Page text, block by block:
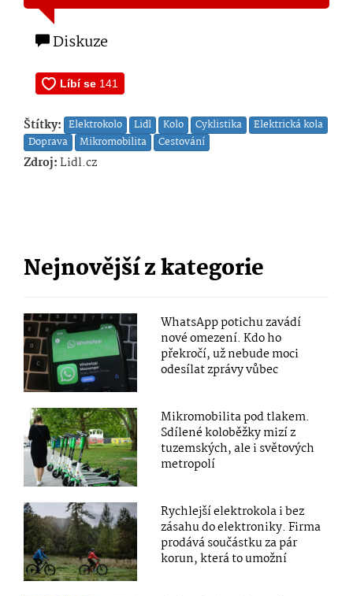
Diskuze
Štítky: Elektrokolo Lidl Kolo Cyklistika
Elektrická kola
Doprava
Mikromobilita Cestování
Zdroj:Lidl.cz
Nejnovější z kategorie
WhatsApp potichu zavádí
nové omezení. Kdo ho
překročí, už nebude moci
odesílat zprávy vůbec
Mikromobilita pod tlakem.
Sdílené koloběžky mizí z
tuzemských, ale i světových
metropolí
Rychlejší elektrokola i bez
zásahu do elektroniky. Firma
prodává součástku za pár
korun, která to umožní